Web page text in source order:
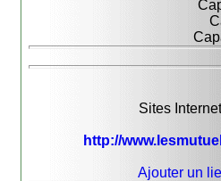
Sites
http://
Ajouter un